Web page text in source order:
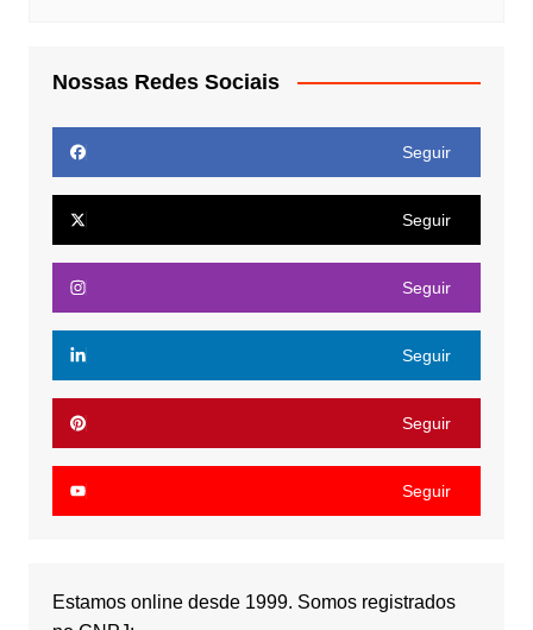
Nossas Redes Sociais
Seguir
Seguir
Seguir
Seguir
Seguir
Seguir
Estamos online desde 1999. Somos registrados